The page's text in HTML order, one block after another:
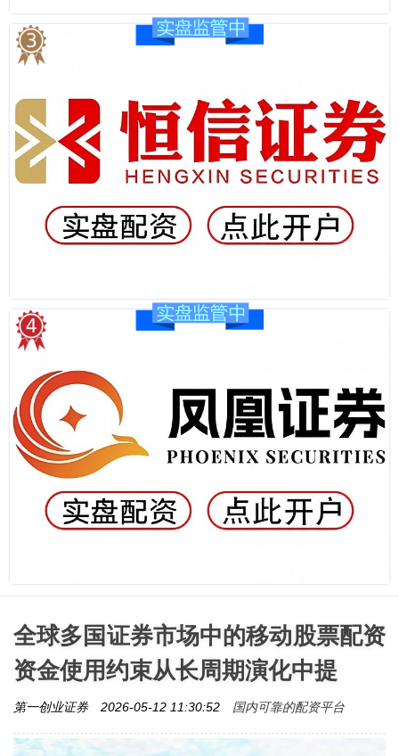
全球多国证券市场中的移动股票配资
资金使用约束从长周期演化中提
第一创业证券 2026-05-12 11:30:52 国内可靠的配资平台